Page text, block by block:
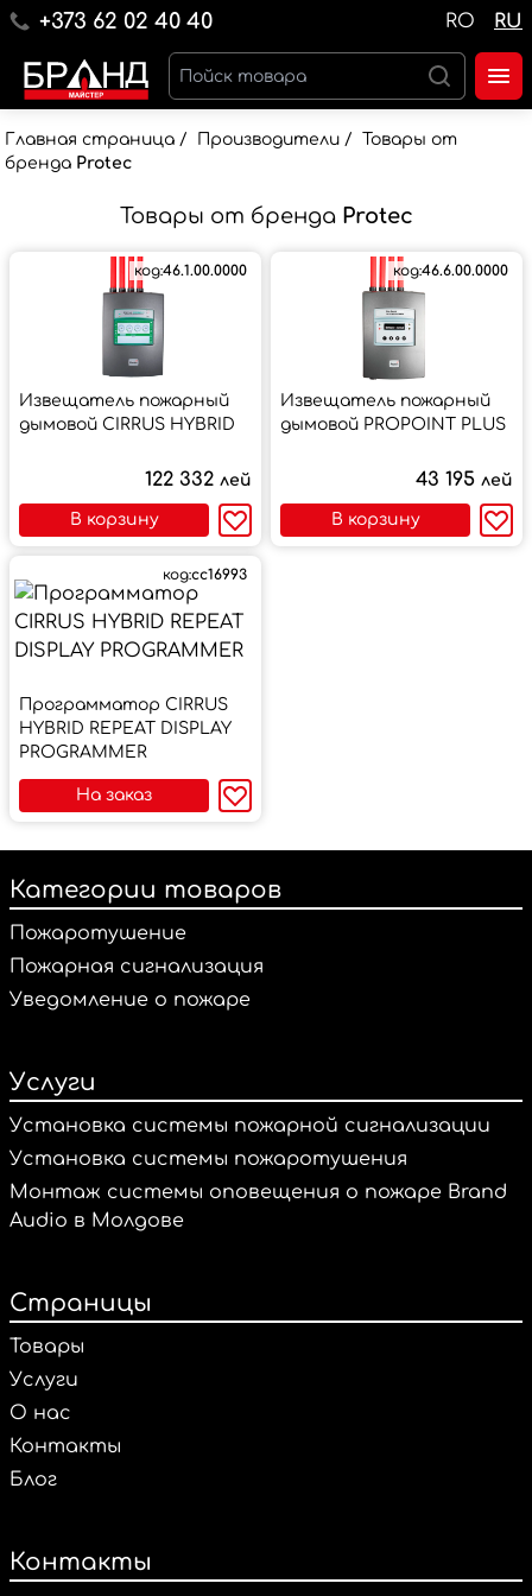
+373 62 02 40 40 RO RU
Главная страница / Производители /
Товары от
бренда Protec
Товары от бренда Protec
код:46.1.00.0000
Извещатель пожарный
дымовой CIRRUS HYBRID
122 332 лей
В корзину
код:46.6.00.0000
Извещатель пожарный
дымовой PROPOINT PLUS
43 195 лей
В корзину
код:cc16993
Программатор CIRRUS
HYBRID REPEAT DISPLAY
PROGRAMMER
На заказ
Категории товаров
Пожаротушение
Пожарная сигнализация
Уведомление о пожаре
Услуги
Установка системы пожарной сигнализации
Установка системы пожаротушения
Монтаж системы оповещения о пожаре Brand
Audio в Молдове
Страницы
Товары
Услуги
О нас
Контакты
Блог
Контакты